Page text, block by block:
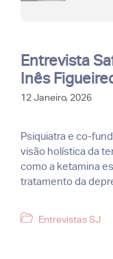
Entrevista
Inês
12 Janeiro, 2026
Psiquiatra e co-
visão holística da
como a ketamina
tratamento da
Categorias
Entrevistas SJ